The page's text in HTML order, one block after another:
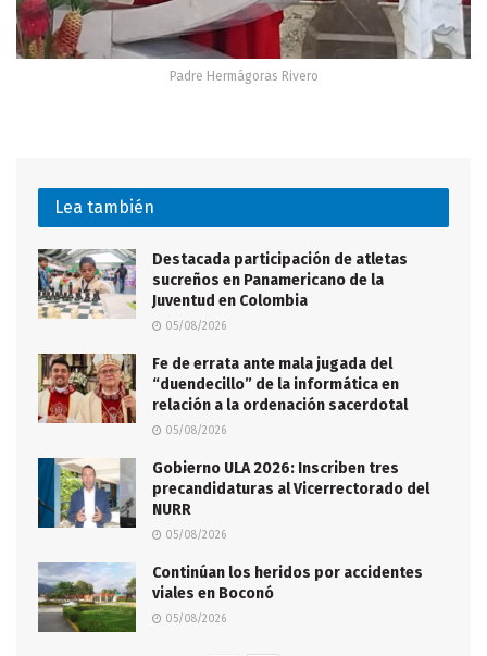
Padre Hermágoras Rivero
Lea también
Destacada participación de atletas
sucreños en Panamericano de la
Juventud en Colombia
05/08/2026
Fe de errata ante mala jugada del
“duendecillo” de la informática en
relación a la ordenación sacerdotal
05/08/2026
Gobierno ULA 2026: Inscriben tres
precandidaturas al Vicerrectorado del
NURR
05/08/2026
Continúan los heridos por accidentes
viales en Boconó
05/08/2026